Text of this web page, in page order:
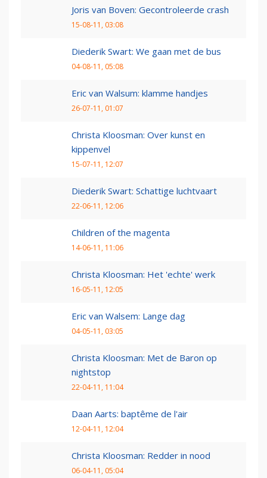
Joris van Boven: Gecontroleerde crash
15-08-11, 03:08
Diederik Swart: We gaan met de bus
04-08-11, 05:08
Eric van Walsum: klamme handjes
26-07-11, 01:07
Christa Kloosman: Over kunst en
kippenvel
15-07-11, 12:07
Diederik Swart: Schattige luchtvaart
22-06-11, 12:06
Children of the magenta
14-06-11, 11:06
Christa Kloosman: Het 'echte' werk
16-05-11, 12:05
Eric van Walsem: Lange dag
04-05-11, 03:05
Christa Kloosman: Met de Baron op
nightstop
22-04-11, 11:04
Daan Aarts: baptême de l'air
12-04-11, 12:04
Christa Kloosman: Redder in nood
06-04-11, 05:04